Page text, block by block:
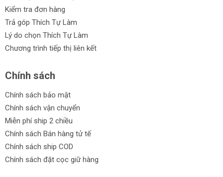
Kiểm tra đơn hàng
Trả góp Thích Tự Làm
Lý do chọn Thích Tự Làm
Chương trình tiếp thị liên kết
Chính sách
Chính sách bảo mật
Chính sách vận chuyển
Miễn phí ship 2 chiều
Chính sách Bán hàng tử tế
Chính sách ship COD
Chính sách đặt cọc giữ hàng